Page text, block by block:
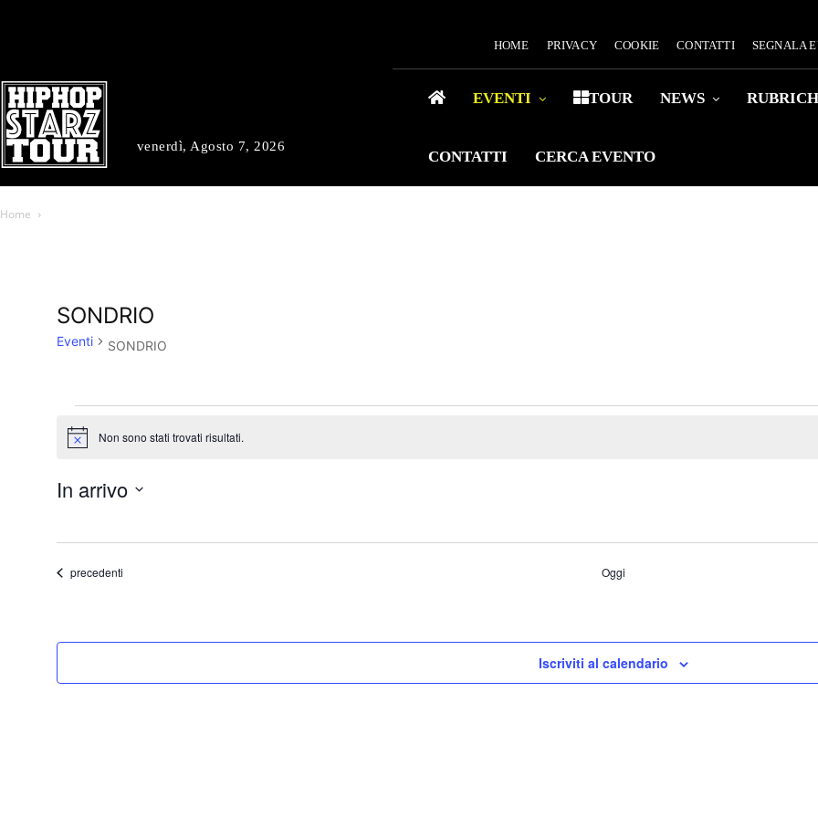
venerdì, Agosto 7, 2026
HOME PRIVACY COOKIE CONTATTI SEGNALA
EVENTI TOUR NEWS
CONTATTI CERCA EVENTO
Home
SONDRIO
Eventi SONDRIO
Eventi
Notice Non sono stati trovati risultati.
In arrivo
la
Eventi
precedenti Oggi
Iscriviti al calendario